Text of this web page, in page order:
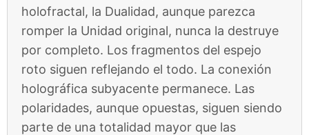
holofractal, la Dualidad, aunque parezca
romper la Unidad original, nunca la destruye
por completo. Los fragmentos del espejo
roto siguen reflejando el todo. La conexión
holográfica subyacente permanece. Las
polaridades, aunque opuestas, siguen siendo
parte de una totalidad mayor que las